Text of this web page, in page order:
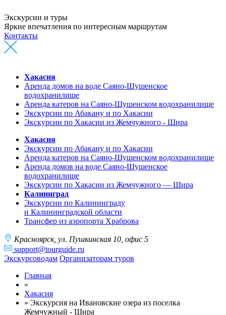
Экскурсии и туры
Яркие впечатления по интересным маршрутам
Контакты
Хакасия
Аренда домов на воде Саяно-Шушенское
водохранилище
Аренда катеров на Саяно-Шушенском водохранилище
Экскурсии по Абакану и по Хакасии
Экскурсии по Хакасии из Жемчужного - Шира
Хакасия
Экскурсии по Абакану и по Хакасии
Аренда катеров на Саяно-Шушенском водохранилище
Аренда домов на воде Саяно-Шушенское
водохранилище
Экскурсии по Хакасии из Жемчужного — Шира
Калиниград
Экскурсии по Калининграду
и Калининградской области
Трансфер из аэропорта Храброва
Краcноярск, ул. Пушкинская 10, офис 5
support@tourguide.ru
Экскурсоводам Организаторам туров
Главная
»
Хакасия
» Экскурсия на Ивановские озера из поселка
Жемчужный - Шира